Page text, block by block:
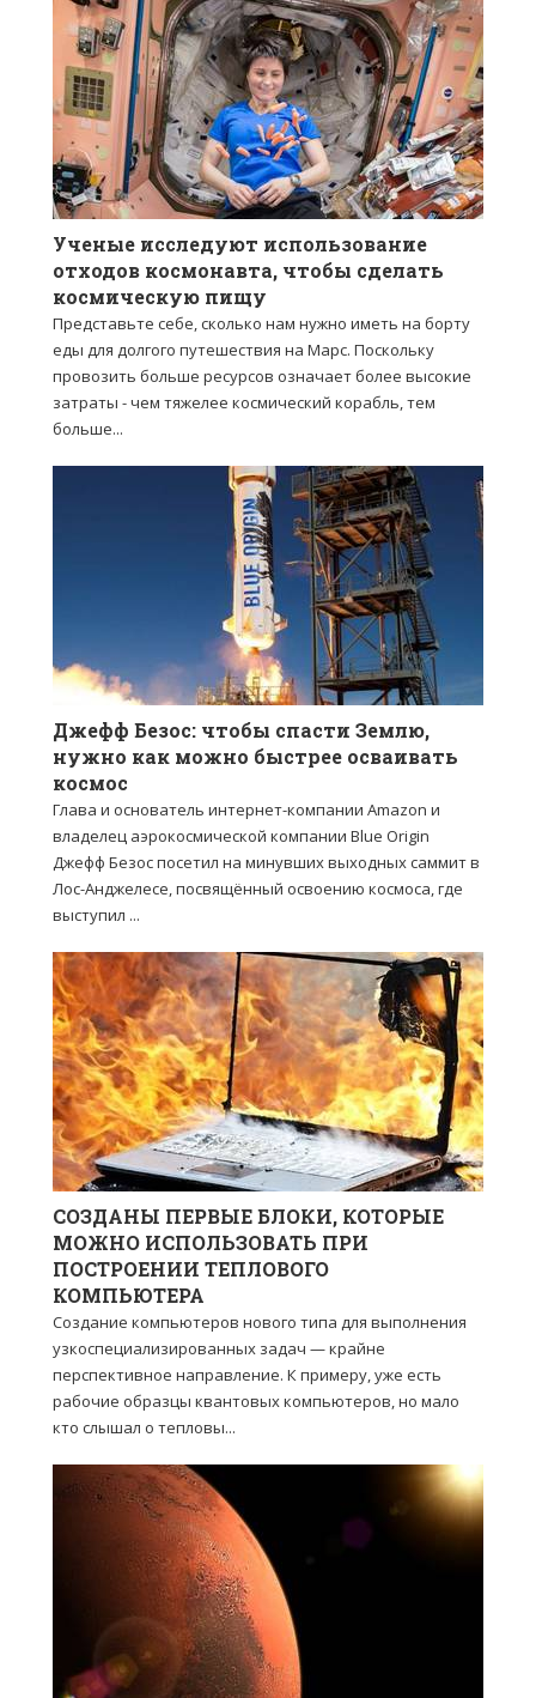
Ученые исследуют использование
отходов космонавта, чтобы сделать
космическую пищу
Представьте себе, сколько нам нужно иметь на борту
еды для долгого путешествия на Марс. Поскольку
провозить больше ресурсов означает более высокие
затраты - чем тяжелее космический корабль, тем
больше...
Джефф Безос: чтобы спасти Землю,
нужно как можно быстрее осваивать
космос
Глава и основатель интернет-компании Amazon и
владелец аэрокосмической компании Blue Origin
Джефф Безос посетил на минувших выходных саммит в
Лос-Анджелесе, посвящённый освоению космоса, где
выступил ...
СОЗДАНЫ ПЕРВЫЕ БЛОКИ, КОТОРЫЕ
МОЖНО ИСПОЛЬЗОВАТЬ ПРИ
ПОСТРОЕНИИ ТЕПЛОВОГО
КОМПЬЮТЕРА
Создание компьютеров нового типа для выполнения
узкоспециализированных задач — крайне
перспективное направление. К примеру, уже есть
рабочие образцы квантовых компьютеров, но мало
кто слышал о тепловы...